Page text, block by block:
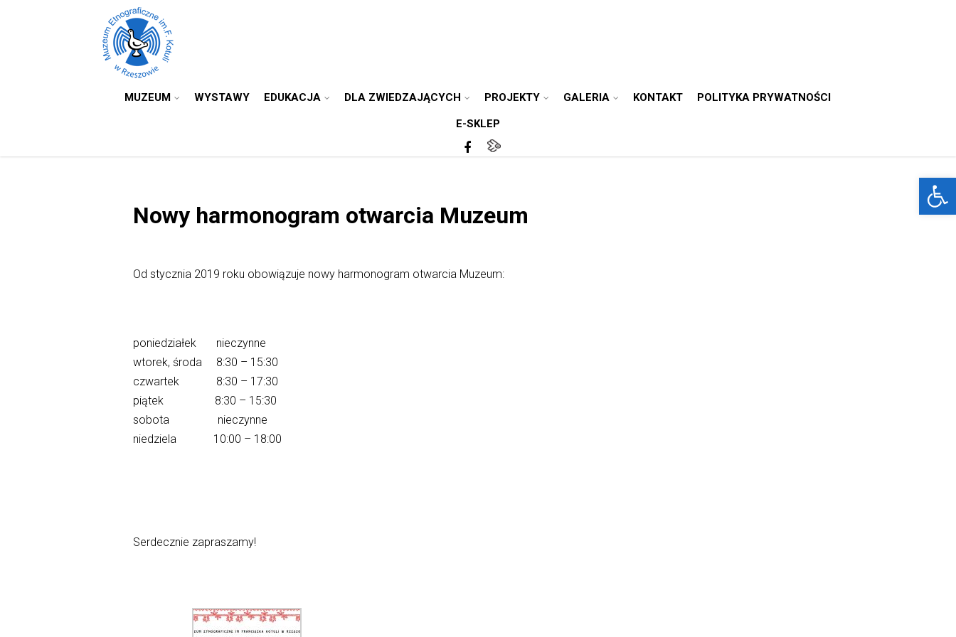
MUZEUM WYSTAWY EDUKACJA DLA ZWIEDZAJĄCYCH PROJEKTY GALERIA KONTAKT POLITYKA PRYWATNOŚCI
E-SKLEP
Nowy harmonogram otwarcia Muzeum
Od stycznia 2019 roku obowiązuje nowy harmonogram otwarcia Muzeum:
poniedziałek nieczynne
wtorek, środa 8:30 – 15:30
czwartek 8:30 – 17:30
piątek 8:30 – 15:30
sobota nieczynne
niedziela 10:00 – 18:00
Serdecznie zapraszamy!